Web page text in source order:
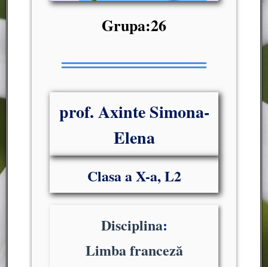
Grupa:26
prof. Axinte Simona-
Elena
Clasa a X-a, L2
Disciplina:
Limba franceză